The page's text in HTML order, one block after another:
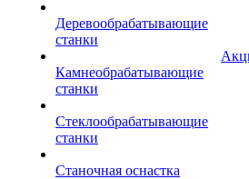
Деревообрабатывающие
станки
Камнеобрабатывающие
станки
Стеклообрабатывающие
станки
Станочная оснастка